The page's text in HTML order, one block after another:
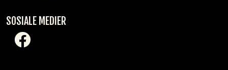
SOSIALE MEDIER